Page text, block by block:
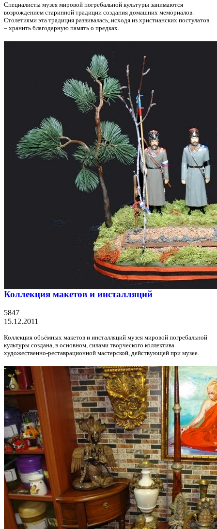
Специалисты музея мировой погребальной культуры занимаются
возрождением старинной традиции создания домашних мемориалов.
Столетиями эта традиция развивалась, исходя из христианских постулатов
– хранить благодарную память о предках.
Коллекция макетов и инсталляций
5847
15.12.2011
Коллекция объёмных макетов и инсталляций музея мировой погребальной
культуры создана, в основном, силами творческого коллектива
художественно-реставрационной мастерской, действующей при музее.